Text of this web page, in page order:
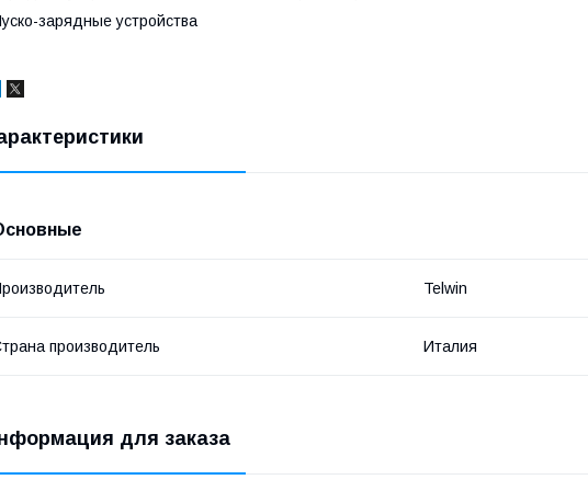
зарядные устройства
Telwin
производитель Италия
для заказа